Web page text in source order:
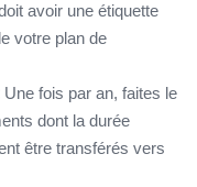
avoir une étiquette
votre plan de
Une fois par an, faites le
dont la durée
être transférés vers